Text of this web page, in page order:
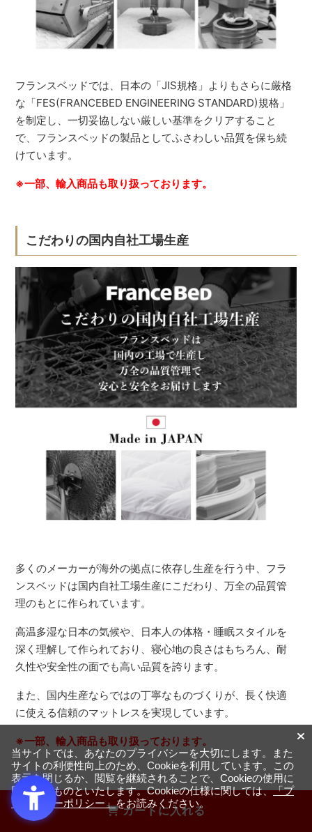
カートに入れる
フランスベッドでは、日本の「JIS規格」よりもさらに厳格
な「FES(FRANCEBED ENGINEERING STANDARD)規格」
を制定し、一切妥協しない厳しい基準をクリアすること
で、フランスベッドの製品としてふさわしい品質を保ち続
けています。
※一部、輸入商品も取り扱っております。
こだわりの国内自社工場生産
多くのメーカーが海外の拠点に依存し生産を行う中、フラ
ンスベッドは国内自社工場生産にこだわり、万全の品質管
理のもとに作られています。
高温多湿な日本の気候や、日本人の体格・睡眠スタイルを
深く理解して作られており、寝心地の良さはもちろん、耐
久性や安全性の面でも高い品質を誇ります。
また、国内生産ならではの丁寧なものづくりが、長く快適
に使える信頼のマットレスを実現しています。
※一部、輸入商品も取り扱っております。
安心のメーカー保証
当サイトでは、あなたのプライバシーを大切にします。また
サイトの利便性向上のため、Cookieを利用しています。この
表示を閉じるか、閲覧を継続されることで、Cookieの使用に
同意するものといたします。Cookieの仕様に関しては、「プ
ライバシーポリシー」をお読みください。